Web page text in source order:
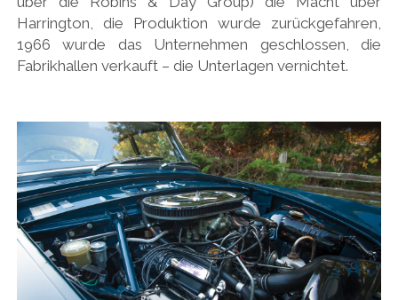
Harrington, die Produktion wurde zurückgefahren,
1966 wurde das Unternehmen geschlossen, die
Fabrikhallen verkauft – die Unterlagen vernichtet.